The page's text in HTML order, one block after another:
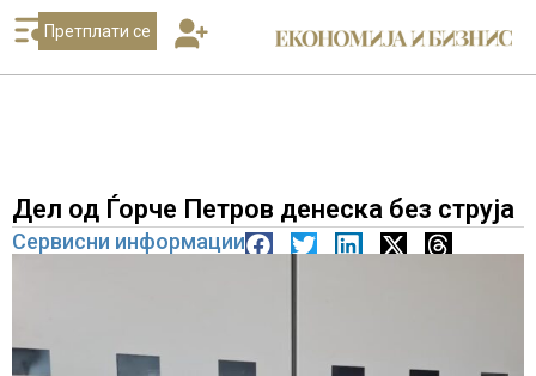
Претплати се
Дел од Ѓорче Петров денеска без струја
Сервисни информации